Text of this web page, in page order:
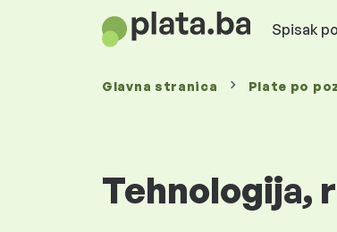
Spisak
Glavna stranica Plate po
Tehnologija,